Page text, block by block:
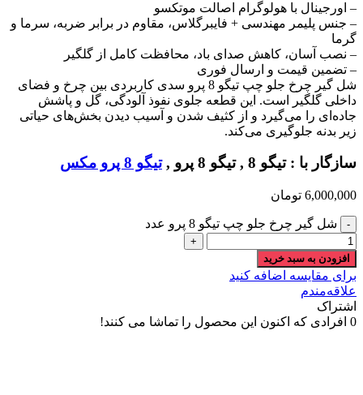
– اورجینال با هولوگرام اصالت موتکسو
– جنس پلیمر مهندسی + فایبرگلاس، مقاوم در برابر ضربه، سرما و
گرما
– نصب آسان، کاهش صدای باد، محافظت کامل از گلگیر
– تضمین قیمت و ارسال فوری
شل گیر چرخ جلو چپ تیگو 8 پرو سدی کاربردی بین چرخ و فضای
داخلی گلگیر است. این قطعه جلوی نفوذ آلودگی، گل و پاشش
جاده‌ای را می‌گیرد و از کثیف شدن و آسیب دیدن بخش‌های حیاتی
زیر بدنه جلوگیری می‌کند.
سازگار با : تیگو 8 , تیگو 8 پرو , تیگو 8 پرو مکس
6,000,000 تومان
شل گیر چرخ جلو چپ تیگو 8 پرو عدد
افزودن به سبد خرید
برای مقایسه اضافه کنید
علاقه‌مندم
اشتراک
0 افرادی که اکنون این محصول را تماشا می کنند!